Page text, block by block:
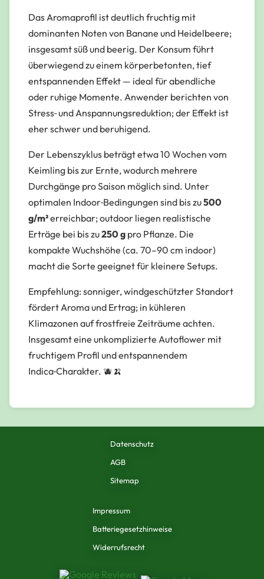
Das Aromaprofil ist deutlich fruchtig mit
dominanten Noten von Banane und Heidelbeere;
insgesamt süß und beerig. Der Konsum führt
überwiegend zu einem körperbetonten, tief
entspannenden Effekt — ideal für abendliche
oder ruhige Momente. Anwender berichten von
Stress‑ und Anspannungsreduktion; der Effekt ist
eher schwer und beruhigend.
Der Lebenszyklus beträgt etwa 10 Wochen vom
Keimling bis zur Ernte, wodurch mehrere
Durchgänge pro Saison möglich sind. Unter
optimalen Indoor‑Bedingungen sind bis zu500
g/m²erreichbar; outdoor liegen realistische
Erträge bei bis zu250 g pro Pflanze. Die
kompakte Wuchshöhe (ca. 70–90 cm indoor)
macht die Sorte geeignet für kleinere Setups.
Empfehlung: sonniger, windgeschützter Standort
fördert Aroma und Ertrag; in kühleren
Klimazonen auf frostfreie Zeiträume achten.
Insgesamt eine unkomplizierte Autoflower mit
fruchtigem Profil und entspannendem
Indica‑Charakter. 🫐🍌
Datenschutz
AGB
Sitemap
Impressum
Batteriegesetzhinweise
Widerrufsrecht